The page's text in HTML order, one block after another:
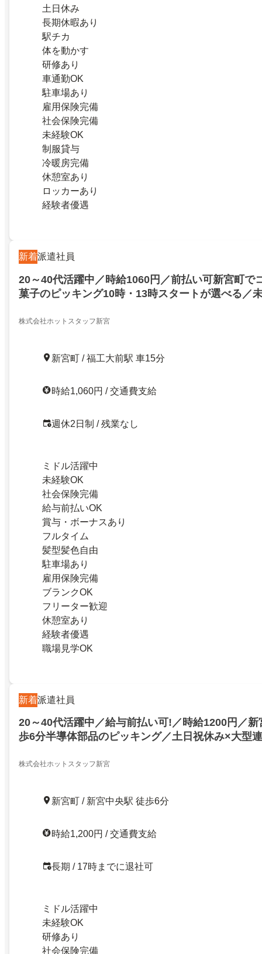
土日休み
長期休暇あり
駅チカ
体を動かす
研修あり
車通勤OK
駐車場あり
雇用保険完備
社会保険完備
未経験OK
制服貸与
冷暖房完備
休憩室あり
ロッカーあり
経験者優遇
新着派遣社員
20～40代活躍中／時給1060円／前払い可新宮町で
菓子のピッキング10時・13時スタートが選べる／
株式会社ホットスタッフ新宮
新宮町 / 福工大前駅 車15分
時給1,060円 / 交通費支給
週休2日制 / 残業なし
ミドル活躍中
未経験OK
社会保険完備
給与前払いOK
賞与・ボーナスあり
フルタイム
髪型髪色自由
駐車場あり
雇用保険完備
ブランクOK
フリーター歓迎
休憩室あり
経験者優遇
職場見学OK
新着派遣社員
20～40代活躍中／給与前払い可!／時給1200円／新
歩6分半導体部品のピッキング／土日祝休み×大型
株式会社ホットスタッフ新宮
新宮町 / 新宮中央駅 徒歩6分
時給1,200円 / 交通費支給
長期 / 17時までに退社可
ミドル活躍中
未経験OK
研修あり
社会保険完備